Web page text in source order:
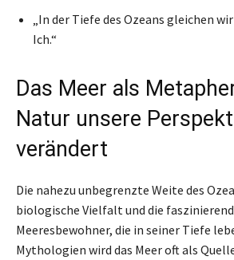
„In der Tiefe des Ozeans gleichen
Ich.“
Das Meer als
Natur unsere
verändert
Die nahezu unbegrenzte Weite des
biologische Vielfalt und die
Meeresbewohner, die in seiner Tiefe
Mythologien wird das Meer oft als